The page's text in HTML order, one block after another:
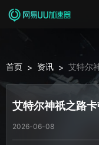
首页 > 资讯 > 艾特尔
艾特尔神祇之路
2026-06-08